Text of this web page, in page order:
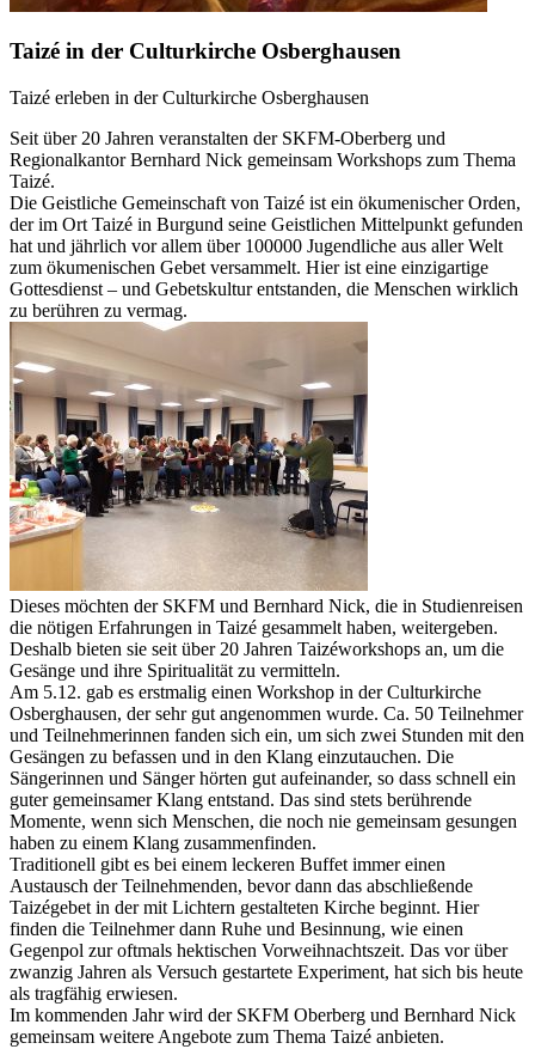
Taizé in der Culturkirche Osberghausen
Taizé erleben in der Culturkirche Osberghausen
Seit über 20 Jahren veranstalten der SKFM-Oberberg und
Regionalkantor Bernhard Nick gemeinsam Workshops zum Thema
Taizé.
Die Geistliche Gemeinschaft von Taizé ist ein ökumenischer Orden,
der im Ort Taizé in Burgund seine Geistlichen Mittelpunkt gefunden
hat und jährlich vor allem über 100000 Jugendliche aus aller Welt
zum ökumenischen Gebet versammelt. Hier ist eine einzigartige
Gottesdienst – und Gebetskultur entstanden, die Menschen wirklich
zu berühren zu vermag.
Dieses möchten der SKFM und Bernhard Nick, die in Studienreisen
die nötigen Erfahrungen in Taizé gesammelt haben, weitergeben.
Deshalb bieten sie seit über 20 Jahren Taizéworkshops an, um die
Gesänge und ihre Spiritualität zu vermitteln.
Am 5.12. gab es erstmalig einen Workshop in der Culturkirche
Osberghausen, der sehr gut angenommen wurde. Ca. 50 Teilnehmer
und Teilnehmerinnen fanden sich ein, um sich zwei Stunden mit den
Gesängen zu befassen und in den Klang einzutauchen. Die
Sängerinnen und Sänger hörten gut aufeinander, so dass schnell ein
guter gemeinsamer Klang entstand. Das sind stets berührende
Momente, wenn sich Menschen, die noch nie gemeinsam gesungen
haben zu einem Klang zusammenfinden.
Traditionell gibt es bei einem leckeren Buffet immer einen
Austausch der Teilnehmenden, bevor dann das abschließende
Taizégebet in der mit Lichtern gestalteten Kirche beginnt. Hier
finden die Teilnehmer dann Ruhe und Besinnung, wie einen
Gegenpol zur oftmals hektischen Vorweihnachtszeit. Das vor über
zwanzig Jahren als Versuch gestartete Experiment, hat sich bis heute
als tragfähig erwiesen.
Im kommenden Jahr wird der SKFM Oberberg und Bernhard Nick
gemeinsam weitere Angebote zum Thema Taizé anbieten.